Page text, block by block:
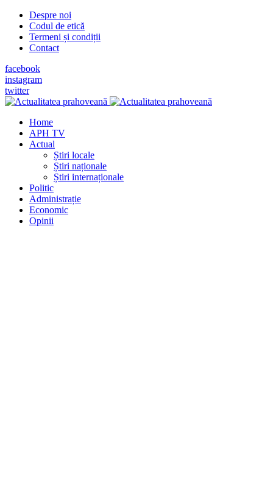
Despre noi
Codul de etică
Termeni și condiții
Contact
facebook
instagram
twitter
Home
APH TV
Actual
Știri locale
Știri naționale
Știri internaționale
Politic
Administrație
Economic
Opinii